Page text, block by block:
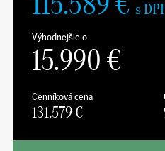
s
Výhodnejšie o
15.990€
Cenníková cena
131.579€